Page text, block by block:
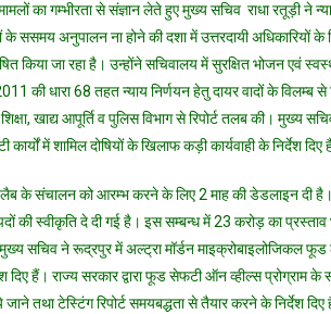
की
सीमा
पर
स्थित
जिलों
में
दुग्ध
व
खाद्य
उत्पादों
की
का गम्भीरता से संज्ञान लेते हुए मुख्य सचिव राधा रतूड़ी ने
के ससमय अनुपालन ना होने की दशा में उत्तरदायी अधिकारियों के
किया जा रहा है। उन्होंने सचिवालय में सुरक्षित भोजन एवं
की धारा 68 तहत न्याय निर्णयन हेतु दायर वादों के
खाद्य आपूर्ति व पुलिस विभाग से रिपोर्ट तलब की। मुख्य
में शामिल दोषियों के खिलाफ कड़ी कार्यवाही के निर्देश दिए
लैब के संचालन को आरम्भ करने के लिए 2 माह की डेडलाइन दी
की स्वीकृति दे दी गई है। इस सम्बन्ध में 23 करोड़ का
सचिव ने रूद्रपुर में अल्ट्रा मॉर्डन माइक्रोबाइलोजिकल
हैं। राज्य सरकार द्वारा फूड सेफटी ऑन व्हील्स प्रोग्राम के
तथा टेस्टिंग रिपोर्ट समयबद्धता से तैयार करने के निर्देश